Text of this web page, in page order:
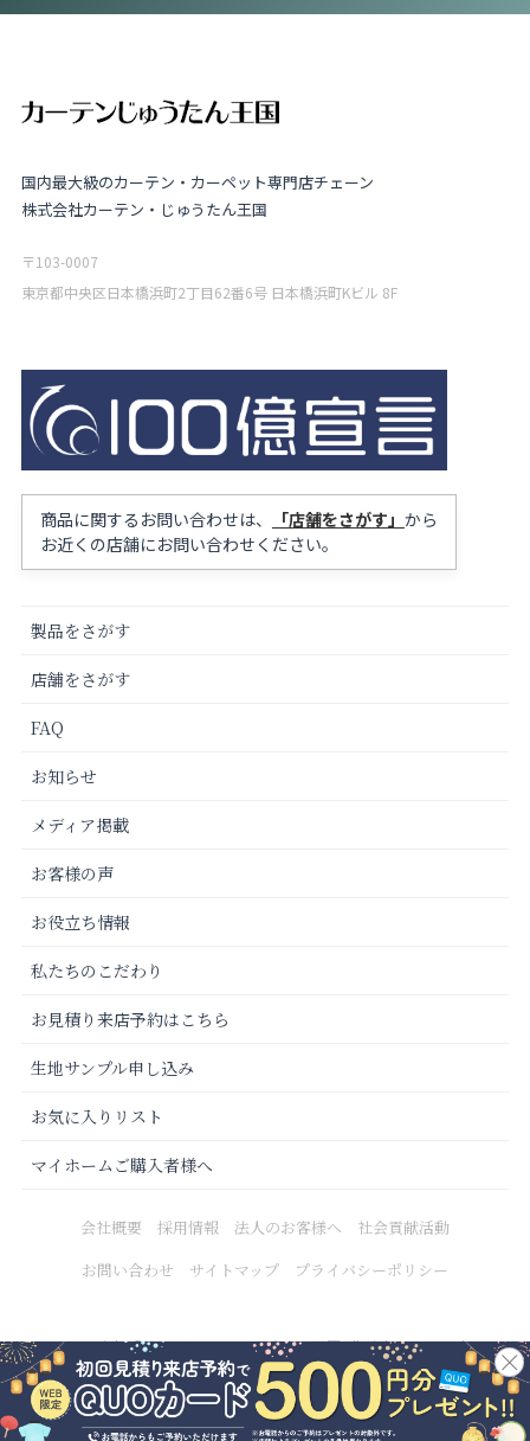
国内最大級のカーテン・カーペット専門店チェーン
株式会社カーテン・じゅうたん王国
〒103-0007
東京都中央区日本橋浜町2丁目62番6号 日本橋浜町Kビル 8F
商品に関するお問い合わせは、 「店舗をさがす」 から
お近くの店舗にお問い合わせください。
製品をさがす
店舗をさがす
FAQ
お知らせ
メディア掲載
お客様の声
お役立ち情報
私たちのこだわり
お見積り来店予約はこちら
生地サンプル申し込み
お気に入りリスト
マイホームご購入者様へ
会社概要 採用情報 法人のお客様へ
社会貢献活動
お問い合わせ
サイトマップ プライバシーポリシー
Copyright © 2021 カーテンじゅうたん王国 All Rights Reserved.